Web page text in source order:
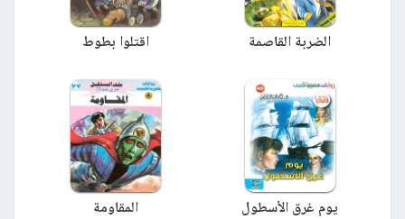
الضربة القاصمة اقتلوا بطوط
يوم غرق الأسطول المقاومة